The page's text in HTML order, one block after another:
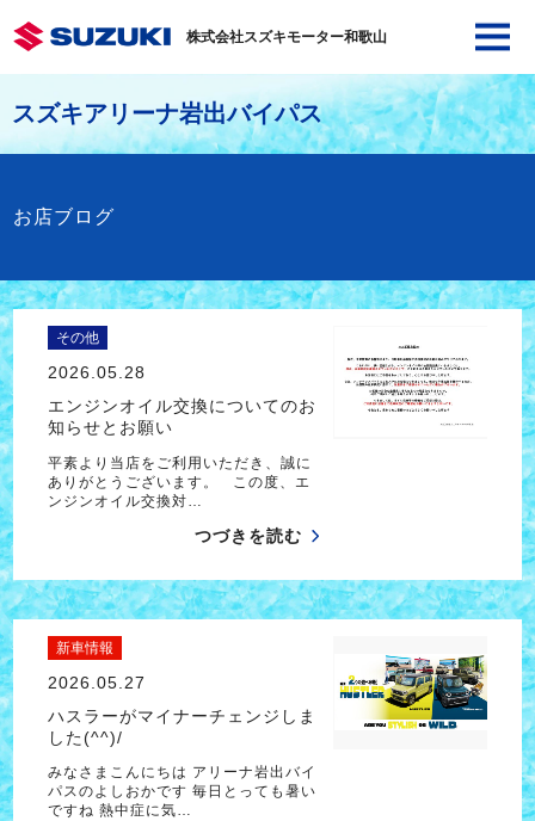
株式会社スズキモーター和歌山
スズキアリーナ岩出バイパス
お店ブログ
その他
2026.05.28
エンジンオイル交換についてのお
知らせとお願い
平素より当店をご利用いただき、誠に
ありがとうございます。 この度、エ
ンジンオイル交換対…
つづきを読む
新車情報
2026.05.27
ハスラーがマイナーチェンジしま
した(^^)/
みなさまこんにちは アリーナ岩出バイ
パスのよしおかです 毎日とっても暑い
ですね 熱中症に気…